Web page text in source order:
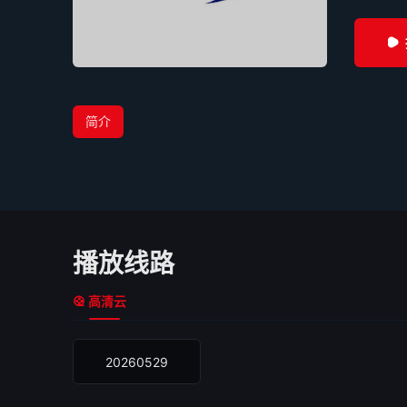
简介
播放线路
高清云
20260529